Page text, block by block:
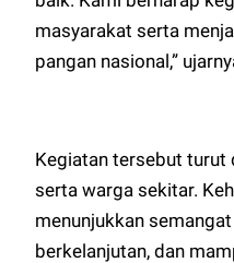
masyarakat serta
pangan nasional,”
Kegiatan tersebut turut
serta warga sekitar.
menunjukkan
berkelanjutan, dan